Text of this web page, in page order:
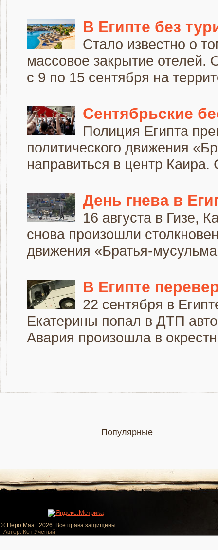
В Египте без
Cтало известно о
массовое закрытие отелей.
с 9 по 15 сентября на
Сентябрьские
Полиция Египта
политического движения
направиться в центр Каира.
День гнева в
16 августа в Гизе,
снова произошли
движения «Братья-
В Египте
22 сентября в
Екатерины попал в ДТП
Авария произошла в
Популярные
© Перо Маат 2026. Все права защищены.
Автор: Кот Учёный